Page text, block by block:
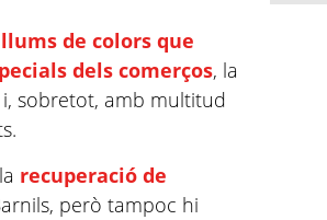
llums de colors que
dels comerços, la
i, sobretot, amb multitud
recuperació de
però tampoc hi